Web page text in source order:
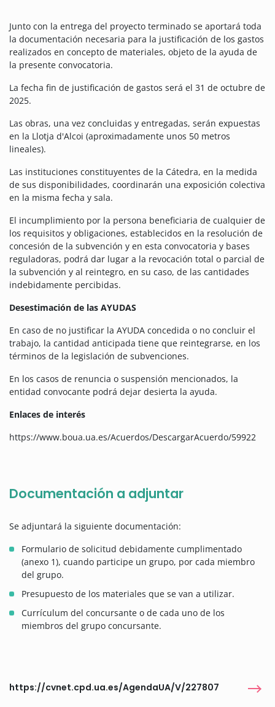
Junto con la entrega del proyecto terminado se aportará toda
la documentación necesaria para la justificación de los gastos
realizados en concepto de materiales, objeto de la ayuda de
la presente convocatoria.
La fecha fin de justificación de gastos será el 31 de octubre de
2025.
Las obras, una vez concluidas y entregadas, serán expuestas
en la Llotja d'Alcoi (aproximadamente unos 50 metros
lineales).
Las instituciones constituyentes de la Cátedra, en la medida
de sus disponibilidades, coordinarán una exposición colectiva
en la misma fecha y sala.
El incumplimiento por la persona beneficiaria de cualquier de
los requisitos y obligaciones, establecidos en la resolución de
concesión de la subvención y en esta convocatoria y bases
reguladoras, podrá dar lugar a la revocación total o parcial de
la subvención y al reintegro, en su caso, de las cantidades
indebidamente percibidas.
Desestimación de las AYUDAS
En caso de no justificar la AYUDA concedida o no concluir el
trabajo, la cantidad anticipada tiene que reintegrarse, en los
términos de la legislación de subvenciones.
En los casos de renuncia o suspensión mencionados, la
entidad convocante podrá dejar desierta la ayuda.
Enlaces de interés
https://www.boua.ua.es/Acuerdos/DescargarAcuerdo/59922
Documentación a adjuntar
Se adjuntará la siguiente documentación:
Formulario de solicitud debidamente cumplimentado
(anexo 1), cuando participe un grupo, por cada miembro
del grupo.
Presupuesto de los materiales que se van a utilizar.
Currículum del concursante o de cada uno de los
miembros del grupo concursante.
https://cvnet.cpd.ua.es/AgendaUA/V/227807